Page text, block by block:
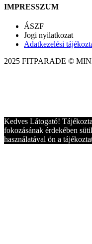
IMPRESSZUM
ÁSZF
Jogi nyilatkozat
Adatkezelési
2025 FITPARADE ©
Kedves Látogató!
fokozásának érdekében
használatával ön a